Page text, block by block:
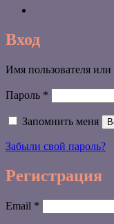
Вход
Имя пользователя или
Пароль *
Запомнить меня
Забыли свой пароль?
Регистрация
Email *